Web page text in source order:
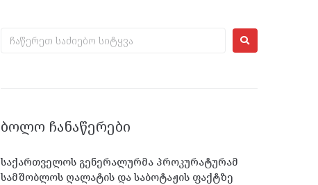
ᲑᲝᲚᲝ ᲩᲐᲜᲐᲬᲔᲠᲔᲑᲘ
საქართველოს გენერალურმა პროკურატურამ
სამშობლოს ღალატის და საბოტაჟის ფაქტზე